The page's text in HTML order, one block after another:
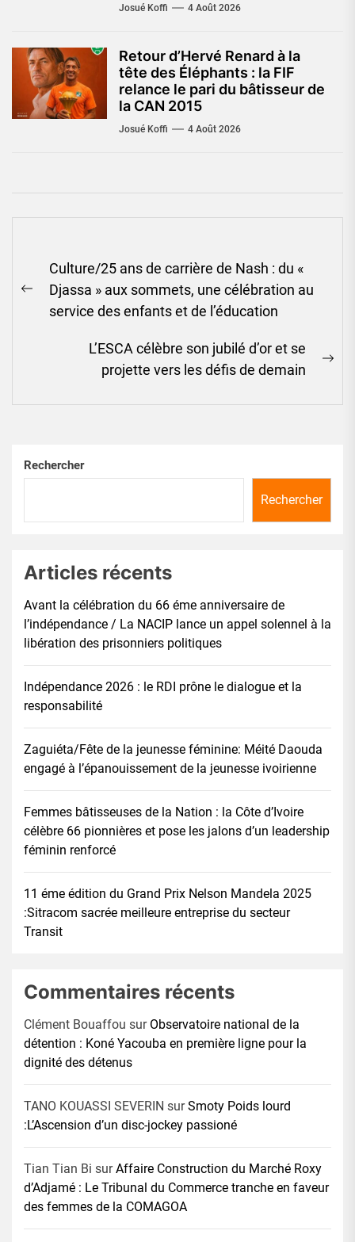
Josué Koffi 4 Août 2026
Retour d’Hervé Renard à la
tête des Éléphants : la FIF
relance le pari du bâtisseur de
la CAN 2015
Josué Koffi 4 Août 2026
de
l’article
Previous
post:
Culture/25 ans de carrière de Nash : du «
Djassa » aux sommets, une célébration au
service des enfants et de l’éducation
L’ESCA célèbre son jubilé d’or et se
projette vers les défis de demain
Rechercher
Rechercher
Articles récents
Avant la célébration du 66 éme anniversaire de
l’indépendance / La NACIP lance un appel solennel à la
libération des prisonniers politiques
Indépendance 2026 : le RDI prône le dialogue et la
responsabilité
Zaguiéta/Fête de la jeunesse féminine: Méité Daouda
engagé à l’épanouissement de la jeunesse ivoirienne
Femmes bâtisseuses de la Nation : la Côte d’Ivoire
célèbre 66 pionnières et pose les jalons d’un leadership
féminin renforcé
11 éme édition du Grand Prix Nelson Mandela 2025
:Sitracom sacrée meilleure entreprise du secteur
Transit
Commentaires récents
Clément Bouaffou sur Observatoire national de la
détention : Koné Yacouba en première ligne pour la
dignité des détenus
TANO KOUASSI SEVERIN surSmoty Poids lourd
:L’Ascension d’un disc-jockey passioné
Tian Tian Bi surAffaire Construction du Marché Roxy
d’Adjamé : Le Tribunal du Commerce tranche en faveur
des femmes de la COMAGOA